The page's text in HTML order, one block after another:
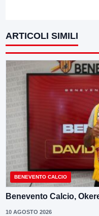
ARTICOLI SIMILI
BENEVENTO CALCIO
Benevento Calcio,
10 AGOSTO 2026